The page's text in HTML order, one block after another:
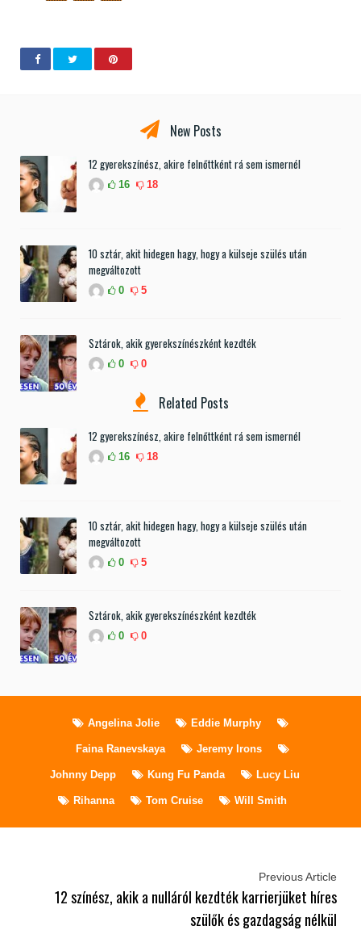
New Posts
12 gyerekszínész, akire felnőttként rá sem ismernél
16 18
10 sztár, akit hidegen hagy, hogy a külseje szülés után
megváltozott
0 5
Sztárok, akik gyerekszínészként kezdték
0 0
Related Posts
12 gyerekszínész, akire felnőttként rá sem ismernél
16 18
10 sztár, akit hidegen hagy, hogy a külseje szülés után
megváltozott
0 5
Sztárok, akik gyerekszínészként kezdték
0 0
Angelina Jolie Eddie Murphy
Faina Ranevskaya Jeremy Irons
Johnny Depp Kung Fu Panda Lucy Liu
Rihanna Tom Cruise Will Smith
Previous Article
12 színész, akik a nulláról kezdték karrierjüket híres
szülők és gazdagság nélkül